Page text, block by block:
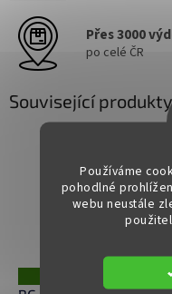
Používáme
pohodlné
webu neustále
Přes 3000
po celé ČR
Související produkty